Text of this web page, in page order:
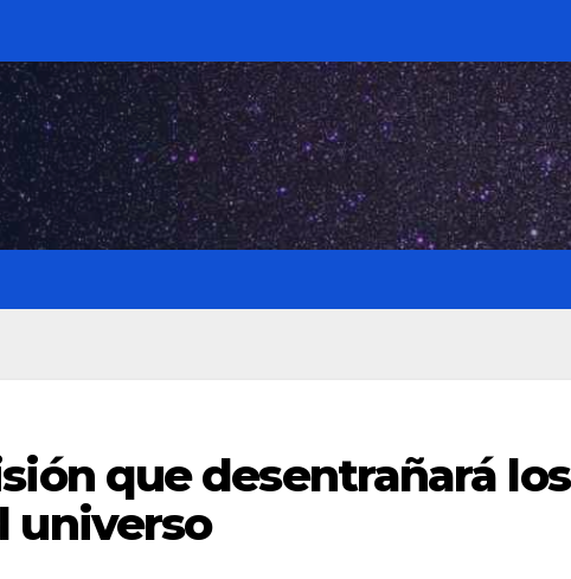
que desentrañará los
universo